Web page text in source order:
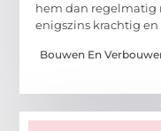
hem dan regelmatig
enigszins krachtig
Bouwen En